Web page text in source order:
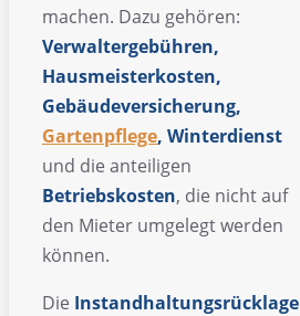
machen. Dazu gehören:
Verwaltergebühren,
Hausmeisterkosten,
Gebäudeversicherung,
Gartenpflege, Winterdienst
und die anteiligen
Betriebskosten, die nicht auf
den Mieter umgelegt werden
können.
Die Instandhaltungsrücklage